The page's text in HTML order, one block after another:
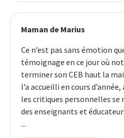
Maman de Marius
Ce n’est pas sans émotion
témoignage en ce jour où
terminer son CEB haut la
l’a accueilli en cours
les critiques personnelles
des enseignants et
...